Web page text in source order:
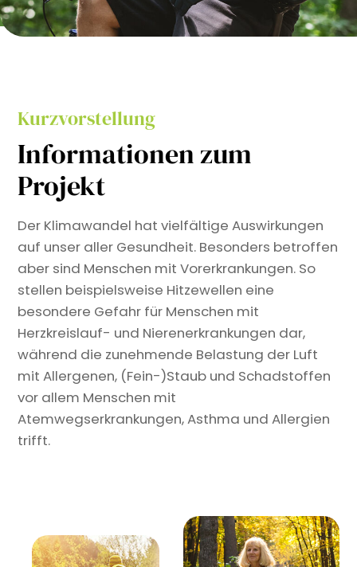
Kurzvorstellung
Informationen zum
Projekt
Der Klimawandel hat vielfältige Auswirkungen
auf unser aller Gesundheit. Besonders betroffen
aber sind Menschen mit Vorerkrankungen. So
stellen beispielsweise Hitzewellen eine
besondere Gefahr für Menschen mit
Herzkreislauf- und Nierenerkrankungen dar,
während die zunehmende Belastung der Luft
mit Allergenen, (Fein-)Staub und Schadstoffen
vor allem Menschen mit
Atemwegserkrankungen, Asthma und Allergien
trifft.